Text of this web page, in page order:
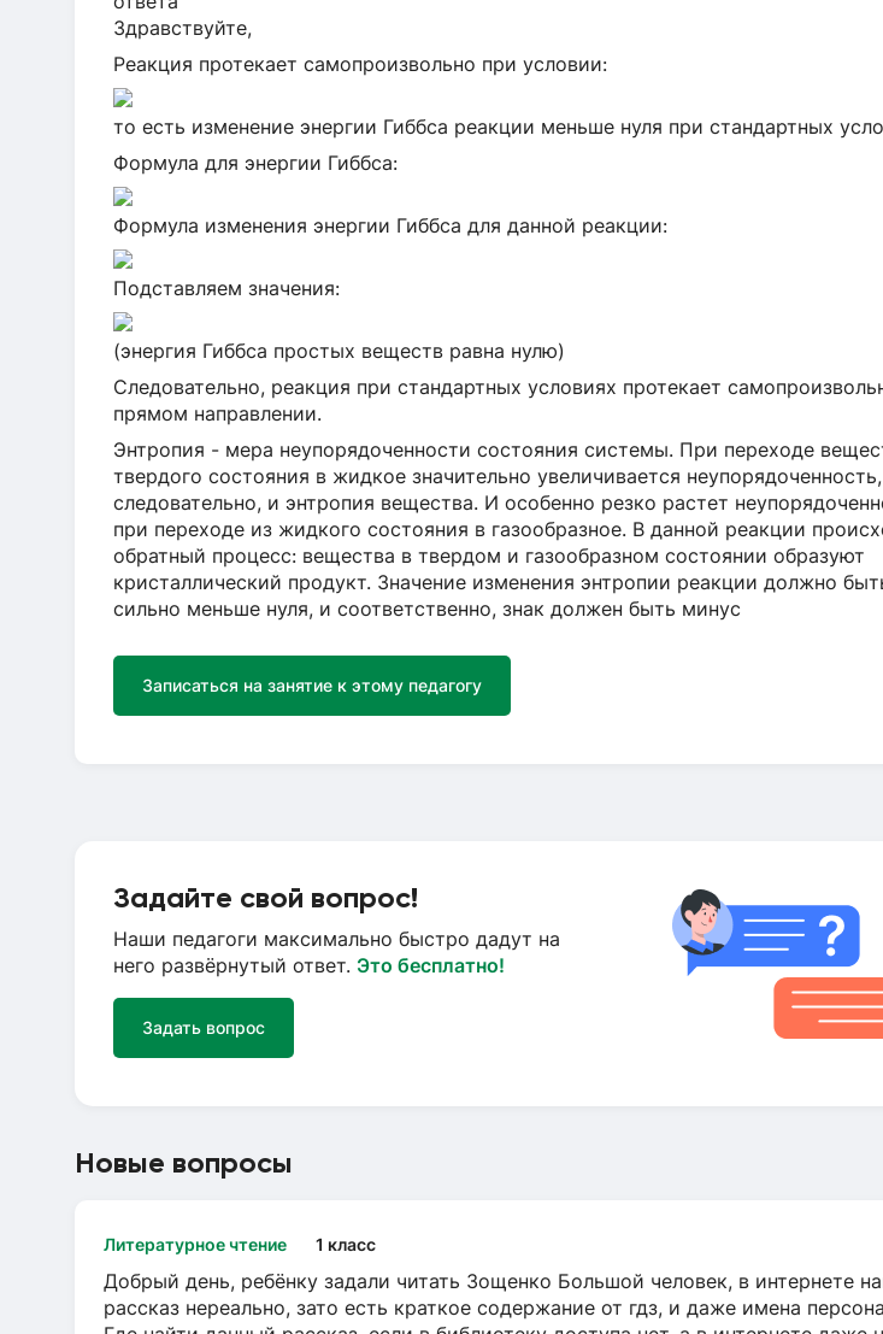
Здравствуйте,
Реакция протекает самопроизвольно при условии:
то есть изменение энергии Гиббса реакции меньше нуля при стандартных
Формула для энергии Гиббса:
Формула изменения энергии Гиббса для данной реакции:
Подставляем значения:
(энергия Гиббса простых веществ равна нулю)
Следовательно, реакция при стандартных условиях протекает
прямом направлении.
Энтропия - мера неупорядоченности состояния системы. При переходе
твердого состояния в жидкое значительно увеличивается
следовательно, и энтропия вещества. И особенно резко растет
при переходе из жидкого состояния в газообразное. В данной реакции
обратный процесс: вещества в твердом и газообразном состоянии образуют
кристаллический продукт. Значение изменения энтропии реакции должно
сильно меньше нуля, и соответственно, знак должен быть минус
Записаться на занятие к этому педагогу
Задайте свой вопрос!
Наши педагоги максимально быстро дадут на
него развёрнутый ответ. Это бесплатно!
Задать вопрос
Новые вопросы
Литературное чтение 1 класс
Добрый день, ребёнку задали читать Зощенко Большой человек, в интернете
рассказ нереально, зато есть краткое содержание от гдз, и даже имена